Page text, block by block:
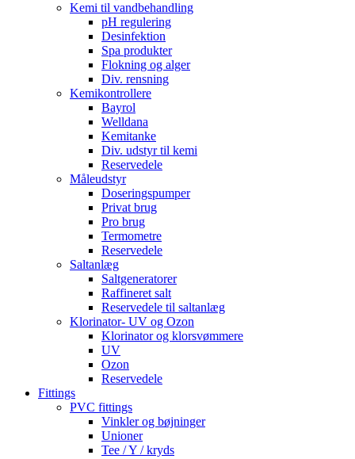
Kemi til vandbehandling
pH regulering
Desinfektion
Spa produkter
Flokning og alger
Div. rensning
Kemikontrollere
Bayrol
Welldana
Kemitanke
Div. udstyr til kemi
Reservedele
Måleudstyr
Doseringspumper
Privat brug
Pro brug
Termometre
Reservedele
Saltanlæg
Saltgeneratorer
Raffineret salt
Reservedele til saltanlæg
Klorinator- UV og Ozon
Klorinator og klorsvømmere
UV
Ozon
Reservedele
Fittings
PVC fittings
Vinkler og bøjninger
Unioner
Tee / Y / kryds